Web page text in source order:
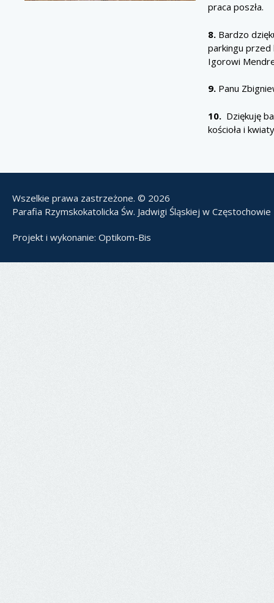
praca poszła.
8. Bardzo
parkingu przed
Igorowi
9. Panu
10. Dziękuję
kościoła i
Wszelkie prawa zastrzeżone. © 2026
Parafia Rzymskokatolicka Św. Jadwigi Śląskiej w Częstochowie
Projekt i wykonanie: Optikom-Bis